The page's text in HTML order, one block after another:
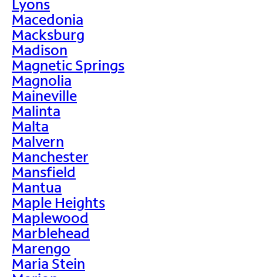
Lyons
Macedonia
Macksburg
Madison
Magnetic Springs
Magnolia
Maineville
Malinta
Malta
Malvern
Manchester
Mansfield
Mantua
Maple Heights
Maplewood
Marblehead
Marengo
Maria Stein